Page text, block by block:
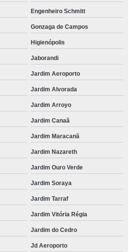
Engenheiro Schmitt
Gonzaga de Campos
Higienópolis
Jaborandi
Jardim Aeroporto
Jardim Alvorada
Jardim Arroyo
Jardim Canaã
Jardim Maracanã
Jardim Nazareth
Jardim Ouro Verde
Jardim Soraya
Jardim Tarraf
Jardim Vitória Régia
Jardim do Cedro
Jd Aeroporto